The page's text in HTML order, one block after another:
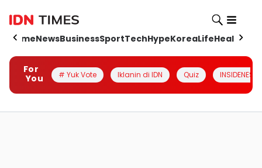
HomeNewsBusinessSportTechHypeKoreaLifeHealth
For
You
# Yuk Vote Iklanin di IDN Quiz INSIDENESIA